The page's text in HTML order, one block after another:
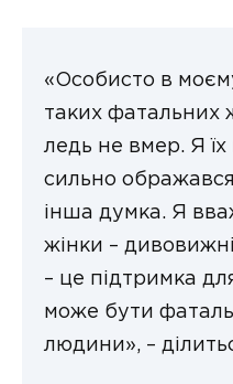
«Особисто в
таких фатальних
ледь не вмер. Я
сильно
інша думка. Я
жінки –
– це підтримка
може бути
людини», –